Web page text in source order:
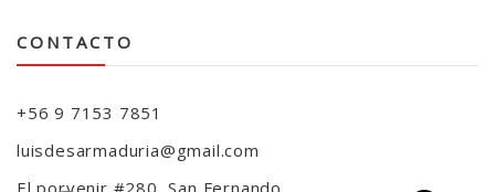
CONTACTO
+56 9 7153 7851
luisdesarmaduria@gmail.com
El porvenir #280, San Fernando